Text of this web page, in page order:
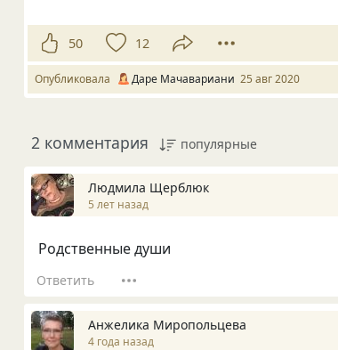
50 12
Опубликовала Даре Мачавариани 25 авг 2020
2 комментария популярные
Людмила Щерблюк
5 лет назад
Родственные души
Ответить
Анжелика Миропольцева
4 года назад